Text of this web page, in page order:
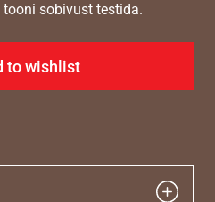
sobivust testida.
to wishlist